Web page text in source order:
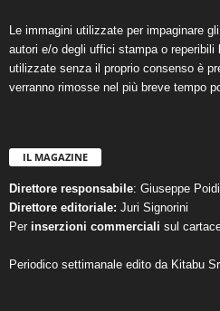
Le immagini utilizzate per impaginare
autori e/o degli uffici stampa o reperibili
utilizzate senza il proprio consenso è
verranno rimosse nel più breve tempo
IL MAGAZINE
Direttore responsabile: Giuseppe
Direttore editoriale: Juri Signorini
Per inserzioni commerciali sul
Periodico settimanale edito da Kitabu